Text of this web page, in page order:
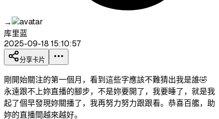
→
库里蓝
2025-09-18 15:10:57
分享卡片
剛開始關注的第一個月，看到這些字應該不難猜出我是誰🤣
永遠跟不上妳直播的腳步，不是妳要開了，我要睡了，就是我
起了個早發現妳關播了，我再努力努力跟跟看。恭喜百艦，助
妳的直播間越來越好。